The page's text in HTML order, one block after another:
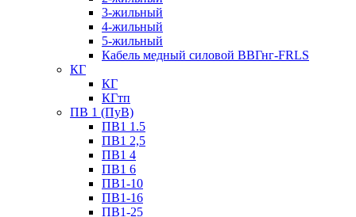
3-жильный
4-жильный
5-жильный
Кабель медный силовой ВВГнг-FRLS
КГ
КГ
КГтп
ПВ 1 (ПуВ)
ПВ1 1.5
ПВ1 2,5
ПВ1 4
ПВ1 6
ПВ1-10
ПВ1-16
ПВ1-25